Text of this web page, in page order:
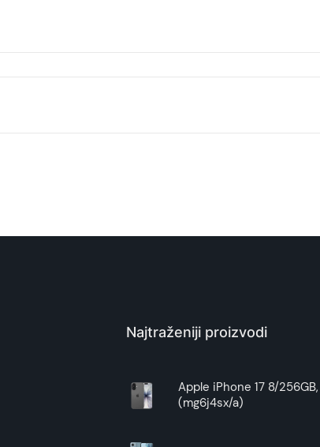
doo se trudi da informacije i fotografije
Najtraženiji proizvodi
Apple iPhone 17 8/
(mg6j4sx/a)